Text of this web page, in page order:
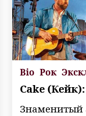
Bio Рок
Cake
Знаменитый